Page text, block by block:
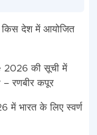
किस देश में आयोजित
की सूची में
– रणबीर कपूर
में भारत के लिए स्वर्ण